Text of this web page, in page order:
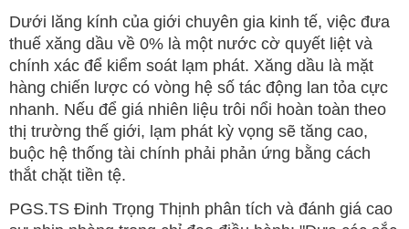
Dưới lăng kính của giới chuyên gia kinh tế, việc đưa
thuế xăng dầu về 0% là một nước cờ quyết liệt và
chính xác để kiểm soát lạm phát. Xăng dầu là mặt
hàng chiến lược có vòng hệ số tác động lan tỏa cực
nhanh. Nếu để giá nhiên liệu trôi nổi hoàn toàn theo
thị trường thế giới, lạm phát kỳ vọng sẽ tăng cao,
buộc hệ thống tài chính phải phản ứng bằng cách
thắt chặt tiền tệ.
PGS.TS Đinh Trọng Thịnh phân tích và đánh giá cao